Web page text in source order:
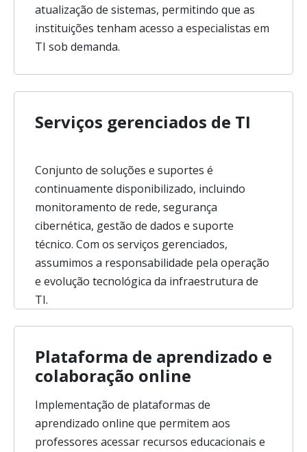
atualização de sistemas, permitindo que as
instituições tenham acesso a especialistas em
TI sob demanda.
Serviços gerenciados de TI
Conjunto de soluções e suportes é
continuamente disponibilizado, incluindo
monitoramento de rede, segurança
cibernética, gestão de dados e suporte
técnico. Com os serviços gerenciados,
assumimos a responsabilidade pela operação
e evolução tecnológica da infraestrutura de
TI.
Plataforma de aprendizado e
colaboração online
Implementação de plataformas de
aprendizado online que permitem aos
professores acessar recursos educacionais e